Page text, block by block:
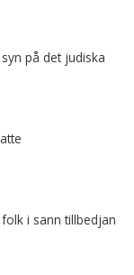
på det judiska
i sann tillbedjan